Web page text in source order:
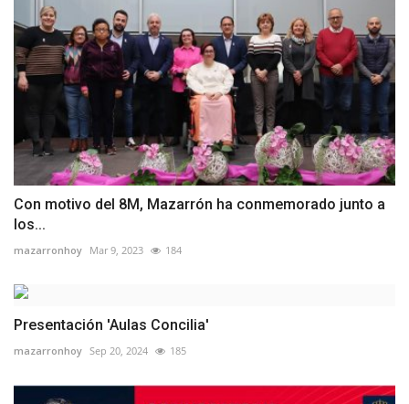
Con motivo del 8M, Mazarrón ha conmemorado junto a
los...
mazarronhoy Mar 9, 2023 184
Presentación 'Aulas Concilia'
mazarronhoy Sep 20, 2024 185